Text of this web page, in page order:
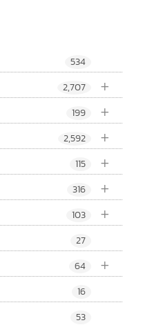
534
+
2,707
+
199
+
2,592
+
115
+
316
+
103
27
+
64
16
53